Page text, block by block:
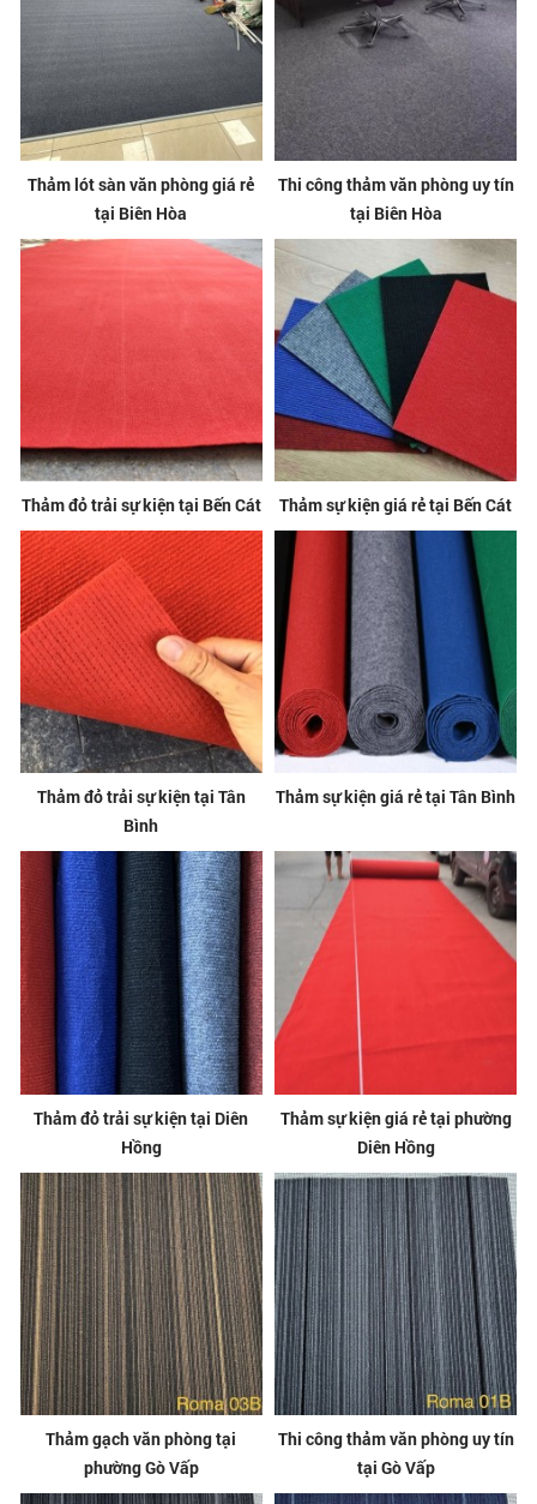
Thảm lót sàn văn phòng giá rẻ
tại Biên Hòa
Thi công thảm văn phòng uy tín
tại Biên Hòa
Thảm đỏ trải sự kiện tại Bến Cát Thảm sự kiện giá rẻ tại Bến Cát
Thảm đỏ trải sự kiện tại Tân
Bình
Thảm sự kiện giá rẻ tại Tân Bình
Thảm đỏ trải sự kiện tại Diên
Hồng
Thảm sự kiện giá rẻ tại phường
Diên Hồng
Thảm gạch văn phòng tại
phường Gò Vấp
Thi công thảm văn phòng uy tín
tại Gò Vấp